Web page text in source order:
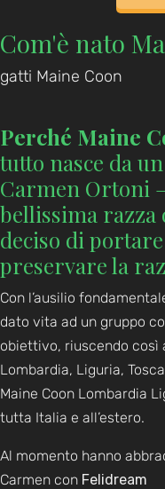
Com'è nato
gatti Maine Coon
Perché Maine
tutto nasce da
Carmen Ortoni
bellissima razza
deciso di
preservare la
Con l’ausilio
dato vita ad un gruppo
obiettivo, riuscendo così
Lombardia, Liguria,
Maine Coon Lombardia
tutta Italia e all’estero.
Al momento hanno
Carmen con Felidream